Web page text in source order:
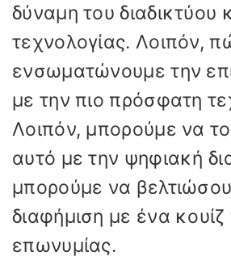
δύναμη του διαδικτύου
τεχνολογίας. Λοιπόν,
ενσωματώνουμε την
με την πιο πρόσφατη
Λοιπόν, μπορούμε να
αυτό με την ψηφιακή
μπορούμε να
διαφήμιση με ένα
επωνυμίας.